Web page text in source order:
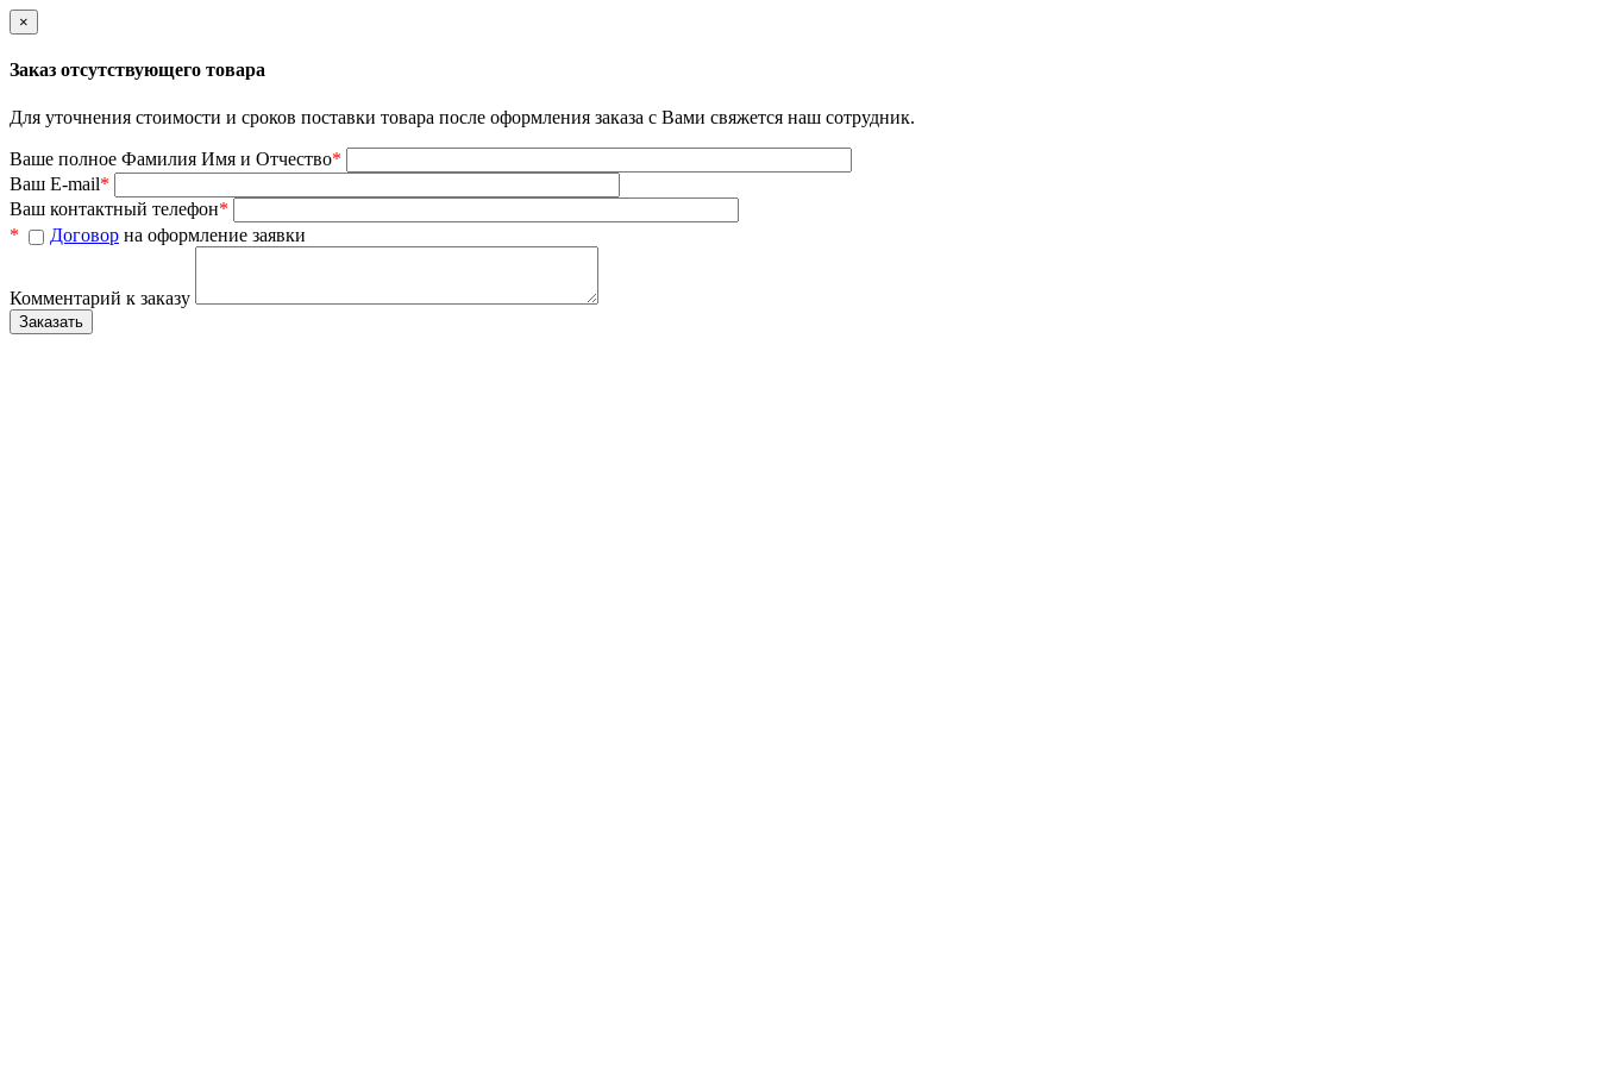
×
Заказ отсутствующего товара
Для уточнения стоимости и сроков поставки товара после оформления заказа с Вами свяжется наш сотрудник.
Ваше полное Фамилия Имя и Отчество*
Ваш E-mail*
Ваш контактный телефон*
*
Договор на оформление заявки
Комментарий к заказу